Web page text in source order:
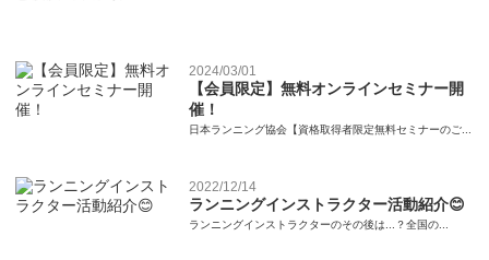
2024/03/01
【会員限定】無料オンラインセミナー開
催！
日本ランニング協会【資格取得者限定無料セミナーのご...
2022/12/14
ランニングインストラクター活動紹介😊
ランニングインストラクターのその後は...？全国の...